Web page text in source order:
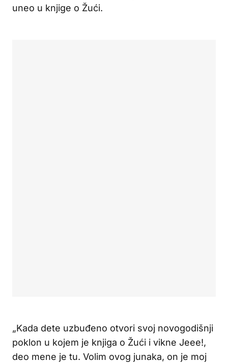
uneo u knjige o Žući.
„Kada dete uzbuđeno otvori svoj novogodišnji
poklon u kojem je knjiga o Žući i vikne Jeee!,
deo mene je tu. Volim ovog junaka, on je moj